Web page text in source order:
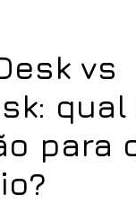
vs
qual
para